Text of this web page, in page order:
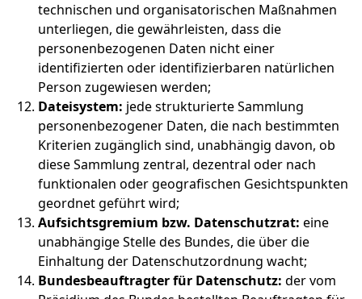
technischen und organisatorischen Maßnahmen
unterliegen, die gewährleisten, dass die
personenbezogenen Daten nicht einer
identifizierten oder identifizierbaren natürlichen
Person zugewiesen werden;
Dateisystem: jede strukturierte Sammlung
personenbezogener Daten, die nach bestimmten
Kriterien zugänglich sind, unabhängig davon, ob
diese Sammlung zentral, dezentral oder nach
funktionalen oder geografischen Gesichtspunkten
geordnet geführt wird;
Aufsichtsgremium bzw. Datenschutzrat: eine
unabhängige Stelle des Bundes, die über die
Einhaltung der Datenschutzordnung wacht;
Bundesbeauftragter für Datenschutz: der vom